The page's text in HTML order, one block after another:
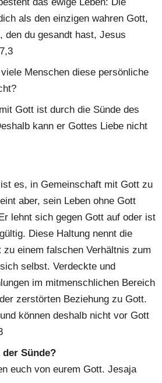
als den einzigen wahren Gott,
den du gesandt hast, Jesus
Menschen diese persönliche
Gott ist durch die Sünde des
kann er Gottes Liebe nicht
es, in Gemeinschaft mit Gott zu
aber, sein Leben ohne Gott
lehnt sich gegen Gott auf oder ist
Diese Haltung nennt die
zu einem falschen Verhältnis zum
selbst. Verdeckte und
im mitmenschlichen Bereich
zerstörten Beziehung zu Gott.
können deshalb nicht vor Gott
Sünde?
euch von eurem Gott. Jesaja